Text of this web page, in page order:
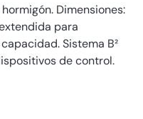
Dimensiones:
para
Sistema B²
de control.